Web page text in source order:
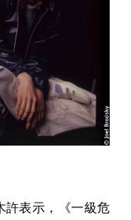
許表示，《一級危